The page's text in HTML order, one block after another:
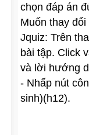
chọn đáp án
Muốn thay
Jquiz: Trên
bài tập. Click
và lời hướng
- Nhấp nút
sinh)(h12).